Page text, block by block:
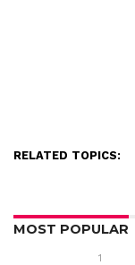
RELATED TOPICS:
MOST POPULAR
1